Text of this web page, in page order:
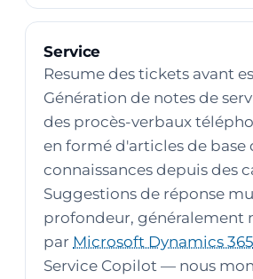
Service
Resume des tickets avant
Génération de notes de
des procès-verbaux
en formé d'articles de base
connaissances depuis des
Suggestions de réponse
profondeur, généralement
par Microsoft Dynamics 365
Service Copilot — nous